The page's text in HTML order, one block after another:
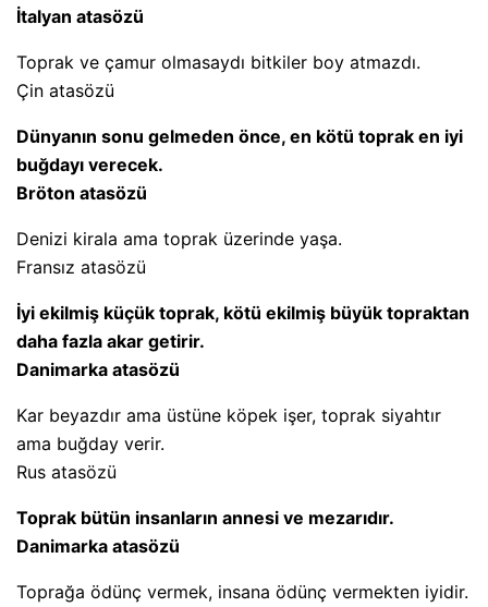
İtalyan atasözü
Toprak ve çamur olmasaydı bitkiler boy atmazdı.
Çin atasözü
Dünyanın sonu gelmeden önce, en kötü toprak en iyi
buğdayı verecek.
Bröton atasözü
Denizi kirala ama toprak üzerinde yaşa.
Fransız atasözü
İyi ekilmiş küçük toprak, kötü ekilmiş büyük topraktan
daha fazla akar getirir.
Danimarka atasözü
Kar beyazdır ama üstüne köpek işer, toprak siyahtır
ama buğday verir.
Rus atasözü
Toprak bütün insanların annesi ve mezarıdır.
Danimarka atasözü
Toprağa ödünç vermek, insana ödünç vermekten iyidir.